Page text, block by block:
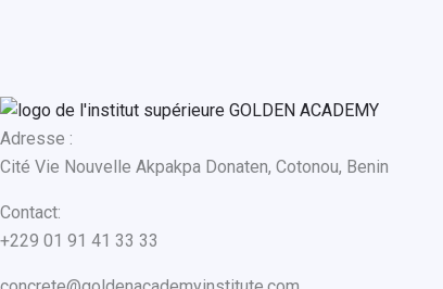
Adresse :
Cité Vie Nouvelle Akpakpa Donaten, Cotonou, Benin
Contact:
+229 01 91 41 33 33